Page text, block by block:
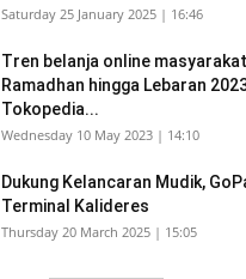
Saturday 25 January 2025 | 16:46
Tren belanja online
Ramadhan hingga Lebaran
Tokopedia...
Wednesday 10 May 2023 | 14:10
Dukung Kelancaran Mudik,
Terminal Kalideres
Thursday 20 March 2025 | 15:05